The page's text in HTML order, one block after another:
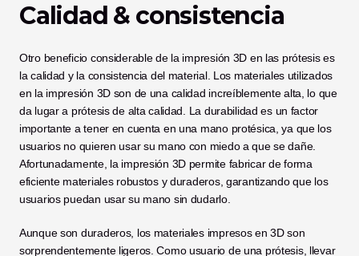
Calidad & consistencia
Otro beneficio considerable de la impresión 3D en las prótesis es
la calidad y la consistencia del material. Los materiales utilizados
en la impresión 3D son de una calidad increíblemente alta, lo que
da lugar a prótesis de alta calidad. La durabilidad es un factor
importante a tener en cuenta en una mano protésica, ya que los
usuarios no quieren usar su mano con miedo a que se dañe.
Afortunadamente, la impresión 3D permite fabricar de forma
eficiente materiales robustos y duraderos, garantizando que los
usuarios puedan usar su mano sin dudarlo.
Aunque son duraderos, los materiales impresos en 3D son
sorprendentemente ligeros. Como usuario de una prótesis, llevar